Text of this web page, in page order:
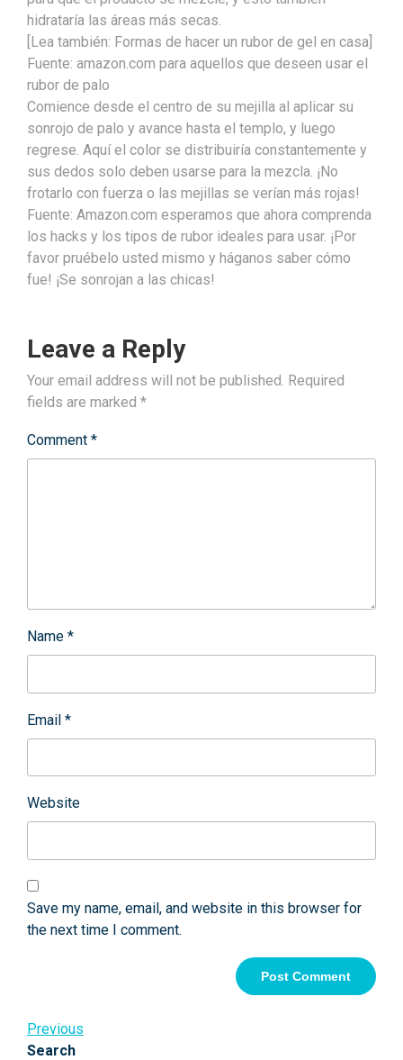
hidrataría las áreas más secas.
[Lea también: Formas de hacer un rubor de gel en casa]
Fuente: amazon.com para aquellos que deseen usar el
rubor de palo
Comience desde el centro de su mejilla al aplicar su
sonrojo de palo y avance hasta el templo, y luego
regrese. Aquí el color se distribuiría constantemente y
sus dedos solo deben usarse para la mezcla. ¡No
frotarlo con fuerza o las mejillas se verían más rojas!
Fuente: Amazon.com esperamos que ahora comprenda
los hacks y los tipos de rubor ideales para usar. ¡Por
favor pruébelo usted mismo y háganos saber cómo
fue! ¡Se sonrojan a las chicas!
Leave a Reply
Your email address will not be published. Required
fields are marked *
Comment *
Name *
Email *
Website
Save my name, email, and website in this browser for
the next time I comment.
Post
Previous
Post
Previous
Search